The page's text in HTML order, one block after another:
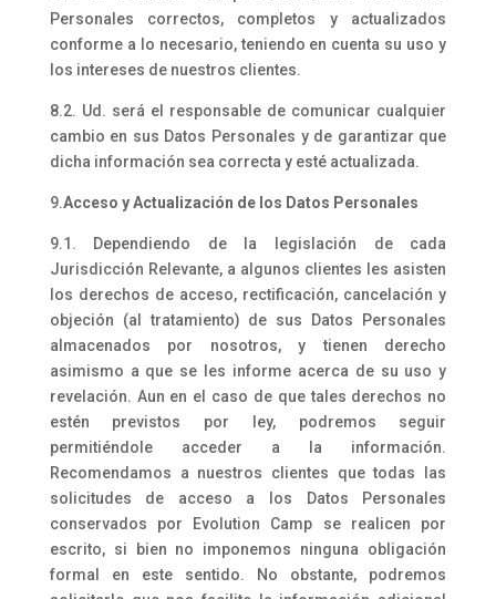
Personales correctos, completos y actualizados
conforme a lo necesario, teniendo en cuenta su uso y
los intereses de nuestros clientes.
8.2. Ud. será el responsable de comunicar cualquier
cambio en sus Datos Personales y de garantizar que
dicha información sea correcta y esté actualizada.
9.Acceso y Actualización de los Datos Personales
9.1. Dependiendo de la legislación de cada
Jurisdicción Relevante, a algunos clientes les asisten
los derechos de acceso, rectificación, cancelación y
objeción (al tratamiento) de sus Datos Personales
almacenados por nosotros, y tienen derecho
asimismo a que se les informe acerca de su uso y
revelación. Aun en el caso de que tales derechos no
estén previstos por ley, podremos seguir
permitiéndole acceder a la información.
Recomendamos a nuestros clientes que todas las
solicitudes de acceso a los Datos Personales
conservados por Evolution Camp se realicen por
escrito, si bien no imponemos ninguna obligación
formal en este sentido. No obstante, podremos